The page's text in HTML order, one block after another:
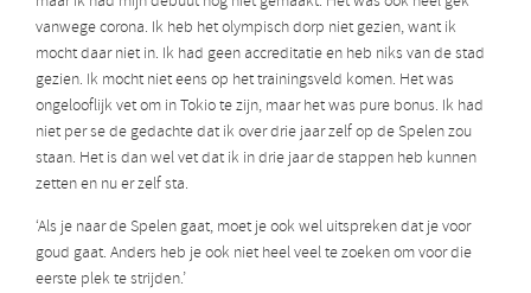
vanwege corona. Ik heb het olympisch dorp niet gezien, want ik
mocht daar niet in. Ik had geen accreditatie en heb niks van de stad
gezien. Ik mocht niet eens op het trainingsveld komen. Het was
ongelooflijk vet om in Tokio te zijn, maar het was pure bonus. Ik had
niet per se de gedachte dat ik over drie jaar zelf op de Spelen zou
staan. Het is dan wel vet dat ik in drie jaar de stappen heb kunnen
zetten en nu er zelf sta.
‘Als je naar de Spelen gaat, moet je ook wel uitspreken dat je voor
goud gaat. Anders heb je ook niet heel veel te zoeken om voor die
eerste plek te strijden.’